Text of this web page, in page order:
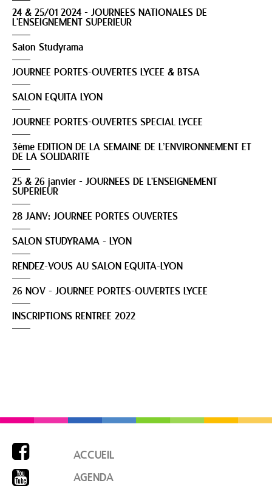
24 & 25/01 2024 - JOURNEES NATIONALES DE
L'ENSEIGNEMENT SUPERIEUR
Salon Studyrama
JOURNEE PORTES-OUVERTES LYCEE & BTSA
SALON EQUITA LYON
JOURNEE PORTES-OUVERTES SPECIAL LYCEE
3ème EDITION DE LA SEMAINE DE L’ENVIRONNEMENT ET
DE LA SOLIDARITE
25 & 26 janvier - JOURNEES DE L'ENSEIGNEMENT
SUPERIEUR
28 JANV: JOURNEE PORTES OUVERTES
SALON STUDYRAMA - LYON
RENDEZ-VOUS AU SALON EQUITA-LYON
26 NOV - JOURNEE PORTES-OUVERTES LYCEE
INSCRIPTIONS RENTREE 2022


ACCUEIL
AGENDA